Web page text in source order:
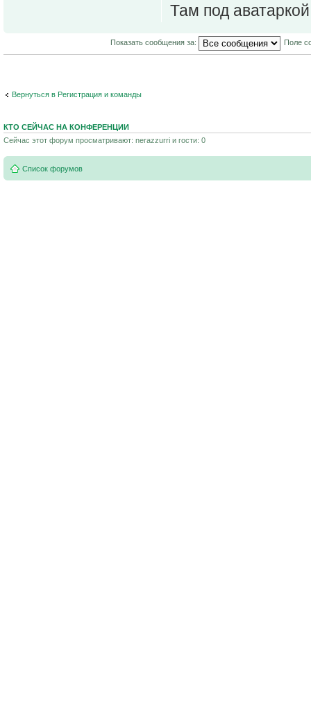
Там под
Показать сообщения за: Поле
Вернуться в Регистрация и команды
КТО СЕЙЧАС НА КОНФЕРЕНЦИИ
Сейчас этот форум просматривают: nerazzurri и гости: 0
Список форумов